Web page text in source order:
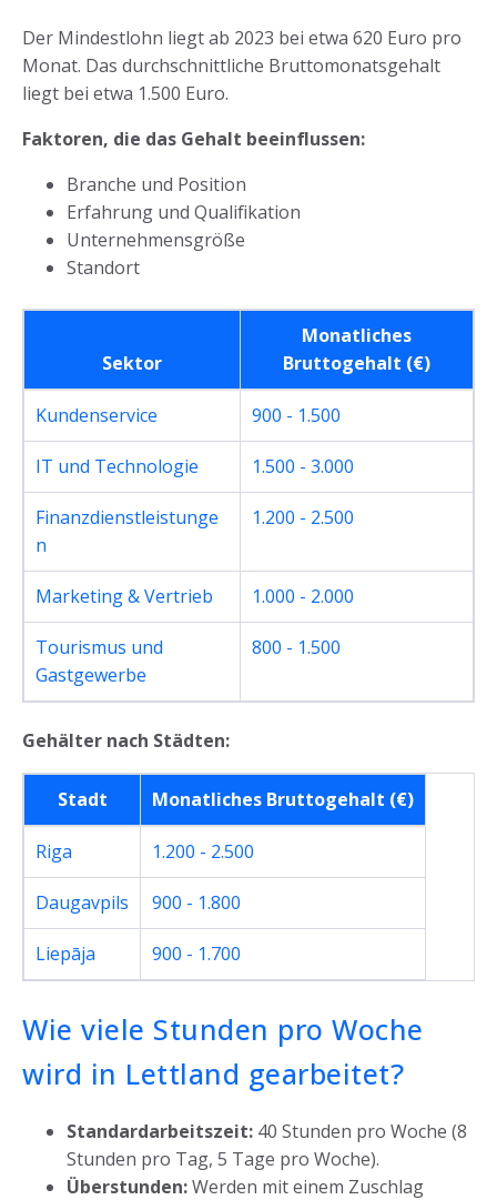
Der Mindestlohn liegt ab 2023 bei etwa 620 Euro pro
Monat. Das durchschnittliche Bruttomonatsgehalt
liegt bei etwa 1.500 Euro.
Faktoren, die das Gehalt beeinflussen:
Branche und Position
Erfahrung und Qualifikation
Unternehmensgröße
Standort
Sektor
Monatliches
Bruttogehalt (€)
Kundenservice 900 - 1.500
IT und Technologie 1.500 - 3.000
Finanzdienstleistunge
n
1.200 - 2.500
Marketing & Vertrieb 1.000 - 2.000
Tourismus und
Gastgewerbe
800 - 1.500
Gehälter nach Städten:
Stadt Monatliches Bruttogehalt (€)
Riga 1.200 - 2.500
Daugavpils 900 - 1.800
Liepāja 900 - 1.700
Wie viele Stunden pro Woche
wird in Lettland gearbeitet?
Standardarbeitszeit: 40 Stunden pro Woche (8
Stunden pro Tag, 5 Tage pro Woche).
Überstunden:Werden mit einem Zuschlag